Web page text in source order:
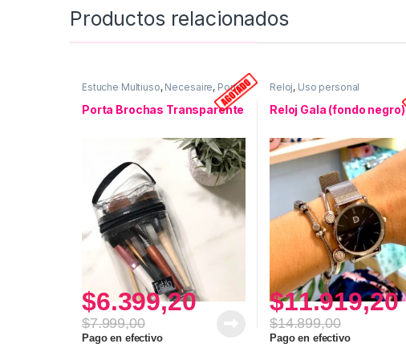
Productos relacionados
Estuche Multiuso, Necesaire, Porta
Porta Brochas Transparente
$6.399,20
$7.999,00
Pago en efectivo
Reloj, Uso personal
Reloj Gala (fondo negro)
$11.919,20
$14.899,00
Pago en efectivo